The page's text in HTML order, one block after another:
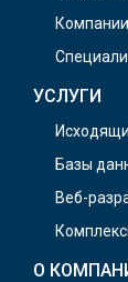
УСЛУГИ
Базы
Веб-
О